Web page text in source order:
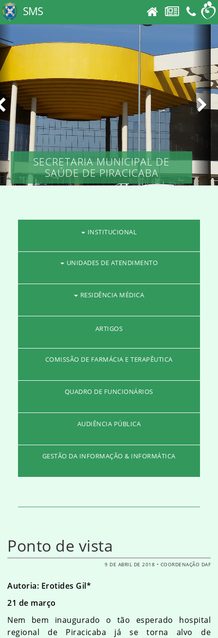
SMS
SECRETARIA MUNICIPAL DE
SAÚDE DE PIRACICABA
INSTITUCIONAL
UNIDADES DE ATENDIMENTO
RESIDÊNCIA MÉDICA
ARTIGOS
COMISSÃO DE FARMÁCIA E TERAPÊUTICA
QUADRO DE FUNCIONÁRIOS
AUDIÊNCIA PÚBLICA
GESTÃO DA INFORMAÇÃO & INFORMÁTICA
Ponto de vista
9 DE ABRIL DE 2018 • COORDENAÇÃO DAF
Autoria: Erotides Gil*
21 de março
Nem bem inaugurado o tão esperado hospital
regional de Piracicaba já se torna alvo de